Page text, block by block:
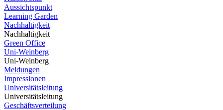
Aussichtspunkt
Learning Garden
Nachhaltigkeit
Nachhaltigkeit
Green Office
Uni-Weinberg
Uni-Weinberg
Meldungen
Impressionen
Universitätsleitung
Universitätsleitung
Geschäftsverteilung